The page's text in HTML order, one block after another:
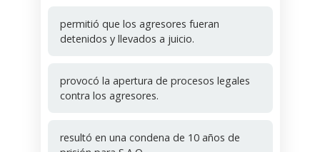
permitió que los agresores fueran
detenidos y llevados a juicio.
provocó la apertura de procesos legales
contra los agresores.
resultó en una condena de 10 años de